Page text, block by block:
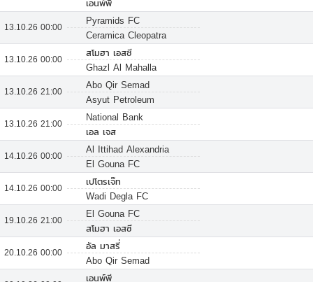
เอนพ์พี
13.10.26 00:00
Pyramids FC
Ceramica Cleopatra
13.10.26 00:00
สโมฮา เอสซี
Ghazl Al Mahalla
13.10.26 21:00
Abo Qir Semad
Asyut Petroleum
13.10.26 21:00
National Bank
เอล เจส
14.10.26 00:00
Al Ittihad Alexandria
El Gouna FC
14.10.26 00:00
เปโตรเจ๊ท
Wadi Degla FC
19.10.26 21:00
El Gouna FC
สโมฮา เอสซี
20.10.26 00:00
อัล มาสรี่
Abo Qir Semad
เอนพ์พี